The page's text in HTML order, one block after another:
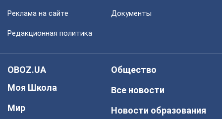
Реклама на сайте Документы
Редакционная политика
OBOZ.UA
Моя Школа
Мир
Общество
Все новости
Новости образования